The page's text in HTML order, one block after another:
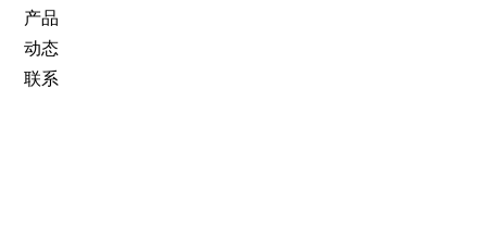
产品
动态
联系